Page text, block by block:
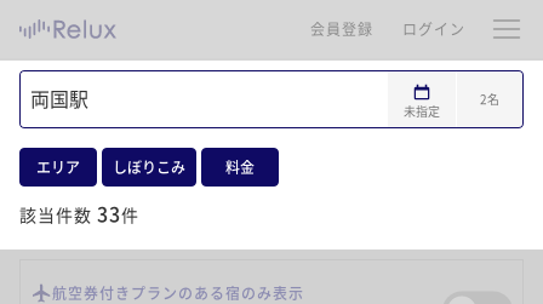
会員登録 ログイン
未指定
2名
エリア しぼりこみ 料金
該当件数 33件
航空券付きプランのある宿のみ表示